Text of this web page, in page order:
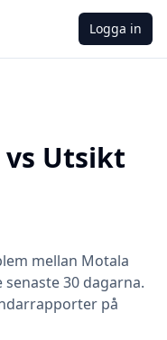
Logga in
vs Utsikt
mellan Motala
senaste 30 dagarna.
på